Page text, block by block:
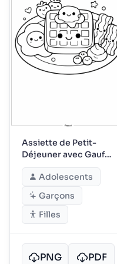
Assiette de Petit-
Déjeuner avec Gaufre
Mignonne
Adolescents
Garçons
Filles
PNG PDF